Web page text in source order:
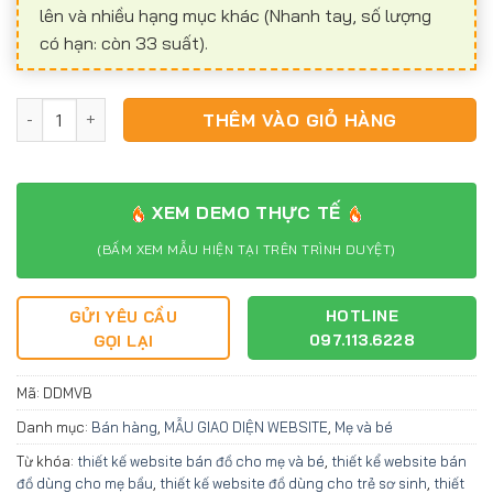
lên và nhiều hạng mục khác (Nhanh tay, số lượng
có hạn: còn 33 suất).
Website bán đồ dùng cho mẹ và bé DDMVB số lượng
THÊM VÀO GIỎ HÀNG
XEM DEMO THỰC TẾ
(BẤM XEM MẪU HIỆN TẠI TRÊN TRÌNH DUYỆT)
GỬI YÊU CẦU
GỌI LẠI
HOTLINE
097.113.6228
Mã: DDMVB
Danh mục: Bán hàng MẪU GIAO DIỆN WEBSITE Mẹ và bé
Từ khóa: thiết kế website bán đồ cho mẹ và bé thiết kể website bán
đồ dùng cho mẹ bầu thiết kế website đồ dùng cho trẻ sơ sinh thiết